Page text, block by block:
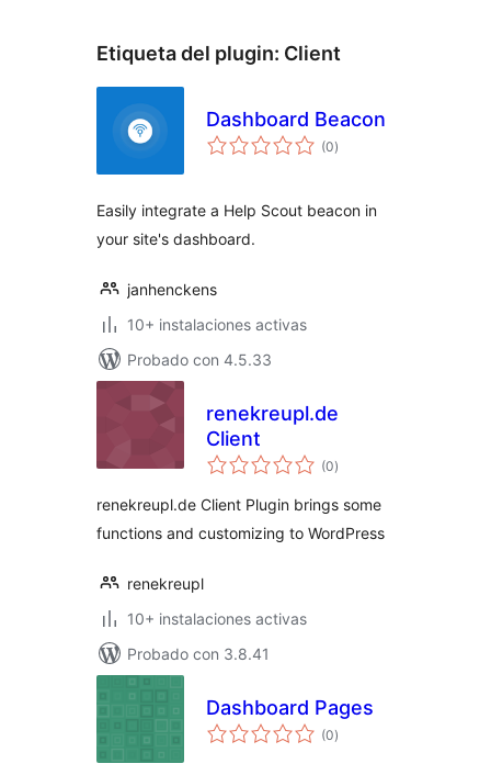
Etiqueta del plugin: Client
Dashboard Beacon
(0total
de
)
Easily integrate a Help Scout beacon in
your site's dashboard.
janhenckens
10+ instalaciones activas
Probado con 4.5.33
renekreupl.de
Client
(0total
de
)
renekreupl.de Client Plugin brings some
functions and customizing to WordPress
renekreupl
10+ instalaciones activas
Probado con 3.8.41
Dashboard Pages
(0total
de
)